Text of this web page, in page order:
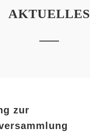
AKTUELLES
zur